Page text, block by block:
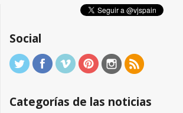
Social
Categorías de las noticias